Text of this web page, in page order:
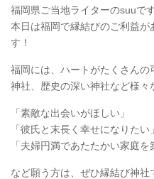
福岡県ご当地ライターのsuuです
本日は福岡で縁結びのご利益が
す！
福岡には、ハートがたくさん
神社、歴史の深い神社など様々
「素敵な出会いがほしい」
「彼氏と末長く幸せになりたい」
「夫婦円満であたたかい家庭を
など願う方は、ぜひ縁結び神